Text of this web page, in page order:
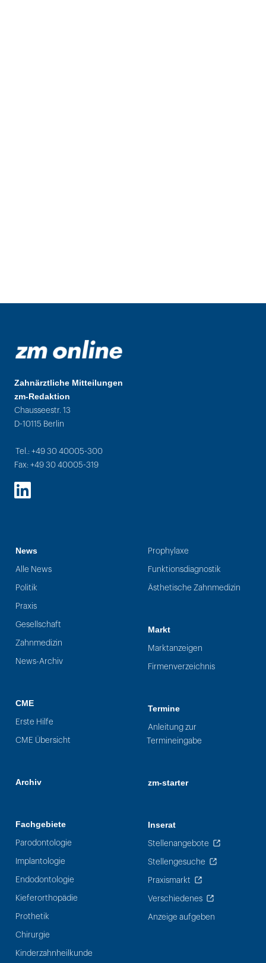
Zahnärztliche Mitteilungen
zm-Redaktion
Chausseestr. 13
D-10115 Berlin
Tel.: +49 30 40005-300
Fax: +49 30 40005-319
LinkedIn
News
Alle News
Politik
Praxis
Gesellschaft
Zahnmedizin
News-Archiv
CME
Erste Hilfe
CME Übersicht
Archiv
Fachgebiete
Parodontologie
Implantologie
Endodontologie
Kieferorthopädie
Prothetik
Chirurgie
Kinderzahnheilkunde
Prophylaxe
Funktionsdiagnostik
Ästhetische Zahnmedizin
Markt
Marktanzeigen
Firmenverzeichnis
Termine
Anleitung zur
Termineingabe
zm-starter
Inserat
Stellenangebote
Stellengesuche
Praxismarkt
Verschiedenes
Anzeige aufgeben